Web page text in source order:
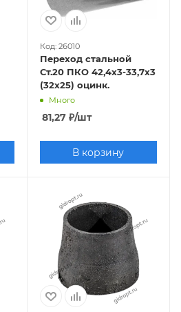
Код: 26010
Переход стальной
Ст.20 ПКО 42,4х3-33,7х3
(32х25) оцинк.
Много
81,27₽/шт
В корзину